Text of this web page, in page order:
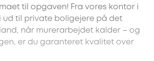
til opgaven! Fra vores kontor i
ud til private boligejere på det
når murerarbejdet kalder – og
er du garanteret kvalitet over